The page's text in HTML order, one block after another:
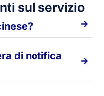
sul servizio
di notifica